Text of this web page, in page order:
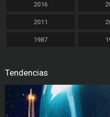
2016
2011
1987
Tendencias